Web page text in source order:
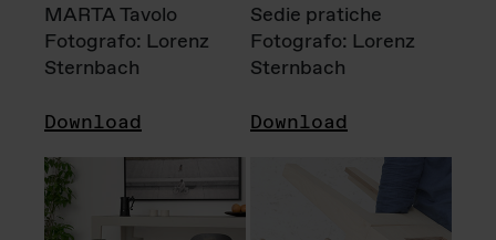
MARTA Tavolo
Fotografo: Lorenz
Sternbach
Download
Sedie pratiche
Fotografo: Lorenz
Sternbach
Download